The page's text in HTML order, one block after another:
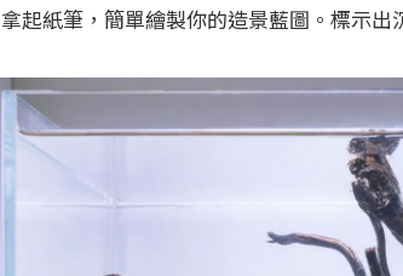
拿起紙筆，簡單繪製你的造景藍圖。標示